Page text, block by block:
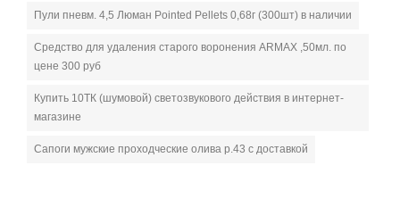
Пули пневм. 4,5 Люман Pointed Pellets 0,68г (300шт) в наличии
Средство для удаления старого воронения ARMAX ,50мл. по
цене 300 руб
Купить 10ТК (шумовой) светозвукового действия в интернет-
магазине
Сапоги мужские проходческие олива р.43 с доставкой